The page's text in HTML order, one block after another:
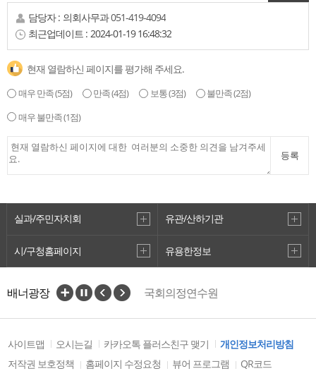
담당자 : 의회사무과051-419-4094
최근업데이트 : 2024-01-19 16:48:32
현재 열람하신 페이지를 평가해 주세요.
매우 만족(5점) 만족(4점) 보통(3점) 불만족(2점)
매우 불만족(1점)
등록
실과/주민자치회 유관/산하기관
시/구청홈페이지 유용한정보
배너광장
국회의정연수원
전국시·도의회의장협의회
자치법규정보시스템
사이트맵 오시는길 카카오톡 플러스친구 맺기
개인정보처리방침
저작권 보호정책
홈페이지 수정요청 뷰어 프로그램 QR코드